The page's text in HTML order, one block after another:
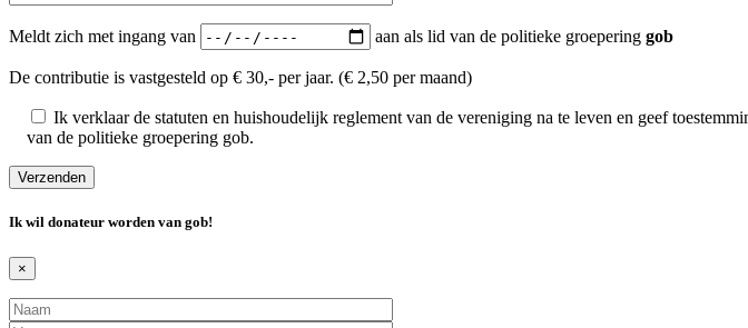
Meldt zich met ingang van aan als lid van de politieke groepering gob
De contributie is vastgesteld op € 30,- per jaar. (€ 2,50 per maand)
Ik verklaar de statuten en huishoudelijk reglement van de vereniging na te leven en geef
van de politieke groepering gob.
Ik wil donateur worden van gob!
×